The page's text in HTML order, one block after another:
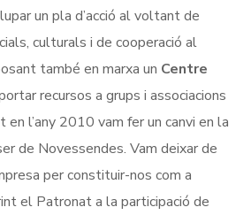
un pla d’acció al voltant de
culturals i de cooperació al
també en marxa un Centre
recursos a grups i associacions
en l’any 2010 vam fer un canvi en la
de Novessendes. Vam deixar de
per constituir-nos com a
el Patronat a la participació de